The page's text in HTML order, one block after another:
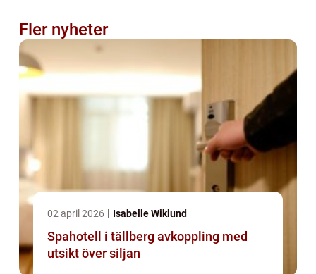
Fler nyheter
02 april 2026 Isabelle Wiklund
Spahotell i tällberg avkoppling med
utsikt över siljan